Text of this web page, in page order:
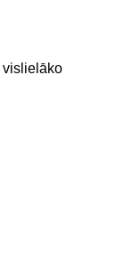
vislielāko